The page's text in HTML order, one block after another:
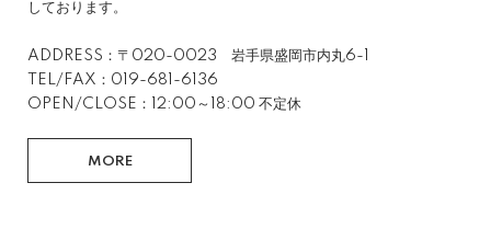
しております。
ADDRESS：〒020-0023 岩手県盛岡市内丸6-1
TEL/FAX：019-681-6136
OPEN/CLOSE：12:00～18:00 不定休
MORE